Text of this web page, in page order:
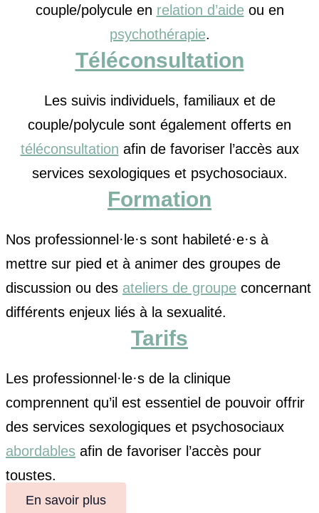
couple/polycule en relation d’aideou en
psychothérapie.
Téléconsultation
Les suivis individuels, familiaux et de
couple/polycule sont également offerts en
téléconsultation afin de favoriser l’accès aux
services sexologiques et psychosociaux.
Formation
Nos professionnel·le·s sont habileté·e·s à
mettre sur pied et à animer des groupes de
discussion ou des ateliers de groupe concernant
différents enjeux liés à la sexualité.
Tarifs
Les professionnel·le·s de la clinique
comprennent qu’il est essentiel de pouvoir offrir
des services sexologiques et psychosociaux
abordables afin de favoriser l’accès pour
toustes.
En savoir plus